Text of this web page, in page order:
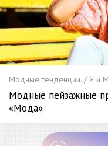
Модные тенденции. / Я и
Модные пейзажные
«Мода»